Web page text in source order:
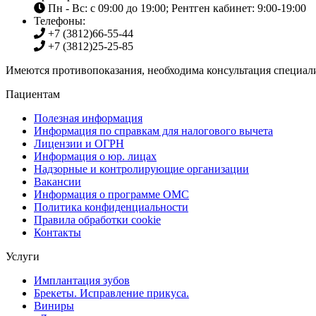
Пн - Вс: с 09:00 до 19:00; Рентген кабинет: 9:00-19:00
Телефоны:
+7 (3812)66-55-44
+7 (3812)25-25-85
Имеются противопоказания, необходима консультация
Пациентам
Полезная информация
Информация по справкам для налогового вычета
Лицензии и ОГРН
Информация о юр. лицах
Надзорные и контролирующие организации
Вакансии
Информация о программе ОМС
Политика конфиденциальности
Правила обработки cookie
Контакты
Услуги
Имплантация зубов
Брекеты. Исправление прикуса.
Виниры